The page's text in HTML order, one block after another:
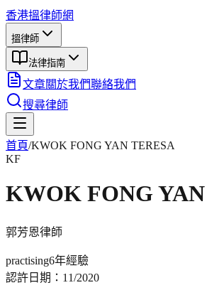
香港搵律師網
搵律師
法律指南
文章關於我們聯絡我們
搜尋律師
首頁/KWOK FONG YAN TERESA
KF
KWOK FONG
郭芳恩律師
practising6年經驗
認許日期： 11/2020